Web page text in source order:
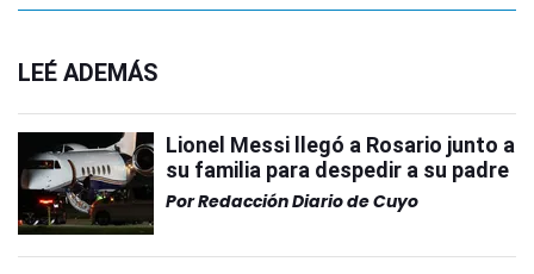
LEÉ ADEMÁS
Lionel Messi llegó a Rosario junto a
su familia para despedir a su padre
PorRedacción Diario de Cuyo